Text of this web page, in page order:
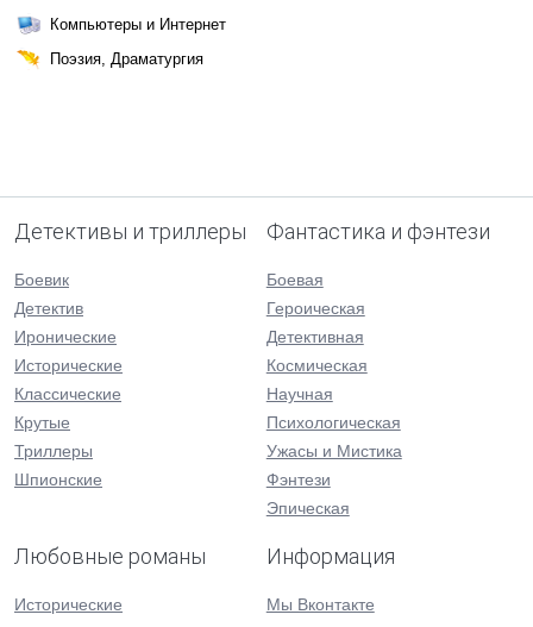
Компьютеры и Интернет
Поэзия, Драматургия
Детективы и триллеры
Боевик
Детектив
Иронические
Исторические
Классические
Крутые
Триллеры
Шпионские
Фантастика и фэнтези
Боевая
Героическая
Детективная
Космическая
Научная
Психологическая
Ужасы и Мистика
Фэнтези
Эпическая
Любовные романы
Исторические
Информация
Мы Вконтакте